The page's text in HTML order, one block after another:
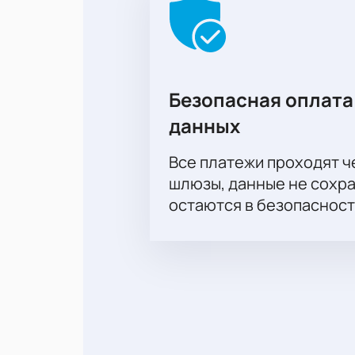
Безопасная
данных
Все платежи проходят
шлюзы, данные не
остаются в